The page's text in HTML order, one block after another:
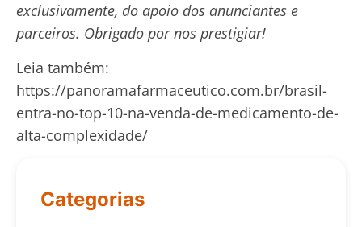
exclusivamente, do apoio dos anunciantes e
parceiros. Obrigado por nos prestigiar!
Leia também:
https://panoramafarmaceutico.com.br/brasil-
entra-no-top-10-na-venda-de-medicamento-de-
alta-complexidade/
Categorias